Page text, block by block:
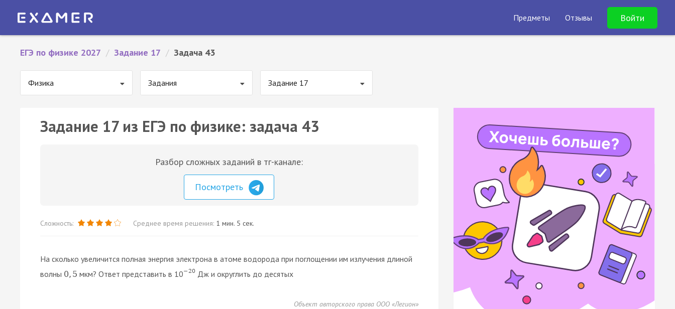
Предметы Отзывы Войти
ЕГЭ по физике 2027 / Задание 17 / Задача 43
Физика Задания Задание 17
Задание 17 из ЕГЭ по физике: задача 43
Разбор сложных заданий в тг-канале:
Посмотреть
Сложность: Среднее время решения: 1 мин. 5 сек.
На сколько увеличится полная энергия электрона в атоме водорода при поглощении им излучения длиной
волны 0, 5 мкм? Ответ представить в 10−20 Дж и округлить до десятых
Объект авторского права ООО «Легион»